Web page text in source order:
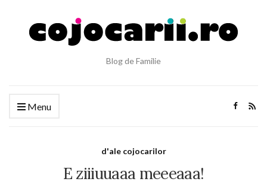
Blog de Familie
Menu
d'ale cojocarilor
E ziiiuuaaa meeeaaa!